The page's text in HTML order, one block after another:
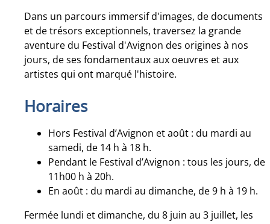
Dans un parcours immersif d'images, de documents
et de trésors exceptionnels, traversez la grande
aventure du Festival d'Avignon des origines à nos
jours, de ses fondamentaux aux oeuvres et aux
artistes qui ont marqué l'histoire.
Horaires
Hors Festival d’Avignon et août : du mardi au
samedi, de 14 h à 18 h.
Pendant le Festival d’Avignon : tous les jours, de
11h00 h à 20h.
En août : du mardi au dimanche, de 9 h à 19 h.
Fermée lundi et dimanche, du 8 juin au 3 juillet, les